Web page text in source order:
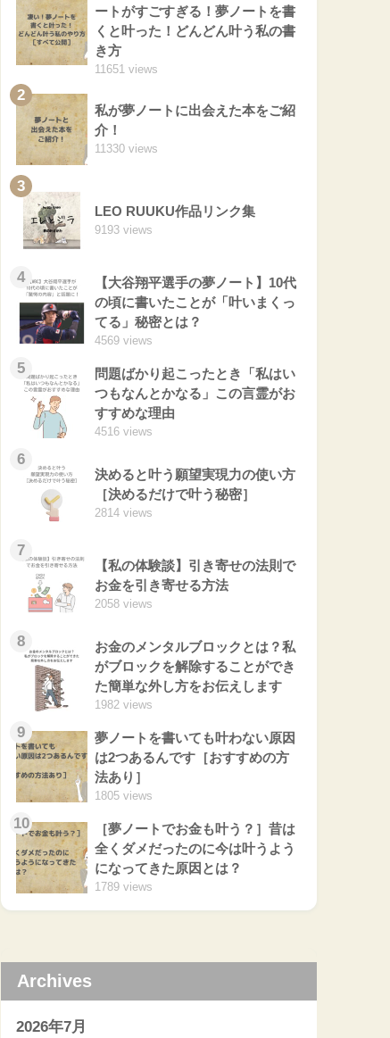
ートがすごすぎる！夢ノートを書
くと叶った！どんどん叶う私の書
き方
11651 views
2
私が夢ノートに出会えた本をご紹
介！
11330 views
3
LEO RUUKU作品リンク集
9193 views
4
【大谷翔平選手の夢ノート】10代
の頃に書いたことが「叶いまくっ
てる」秘密とは？
4569 views
5
問題ばかり起こったとき「私はい
つもなんとかなる」この言霊がお
すすめな理由
4516 views
6
決めると叶う願望実現力の使い方
［決めるだけで叶う秘密］
2814 views
7
【私の体験談】引き寄せの法則で
お金を引き寄せる方法
2058 views
8
お金のメンタルブロックとは？私
がブロックを解除することができ
た簡単な外し方をお伝えします
1982 views
9
夢ノートを書いても叶わない原因
は2つあるんです［おすすめの方
法あり］
1805 views
10
［夢ノートでお金も叶う？］昔は
全くダメだったのに今は叶うよう
になってきた原因とは？
1789 views
Archives
2026年7月